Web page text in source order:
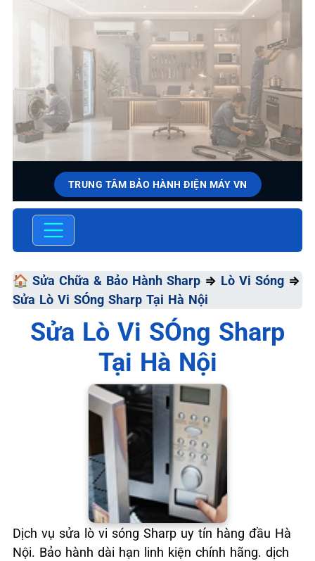
TRUNG TÂM BẢO HÀNH ĐIỆN MÁY VN
SỬA CHỮA & BẢO HÀNH
Đa
📞 09.663.898.33
🏠 Sửa Chữa & Bảo Hành Sharp ⇒ Lò Vi Sóng ⇒
Sửa Lò Vi SÓng Sharp Tại Hà Nội
Sửa Lò Vi SÓng Sharp
Tại Hà Nội
Dịch vụ sửa lò vi sóng Sharp uy tín hàng đầu Hà
Nội. Bảo hành dài hạn linh kiện chính hãng. dịch